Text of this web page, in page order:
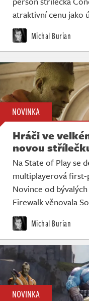
atraktivní cenu jako
Michal Burian
NOVINKA
Hráči ve
novou
Na State of Play se
multiplayerová
Novince od
Firewalk věnovala
Michal Burian
NOVINKA